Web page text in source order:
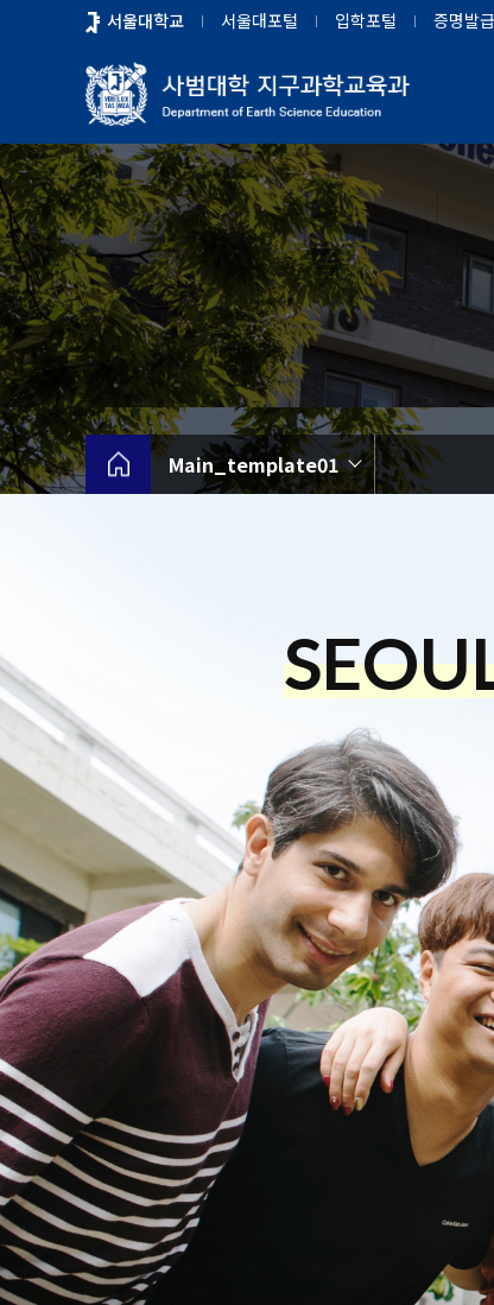
뉴
서울대학교 서울대포털 입학포털 증명발급
Main_template01